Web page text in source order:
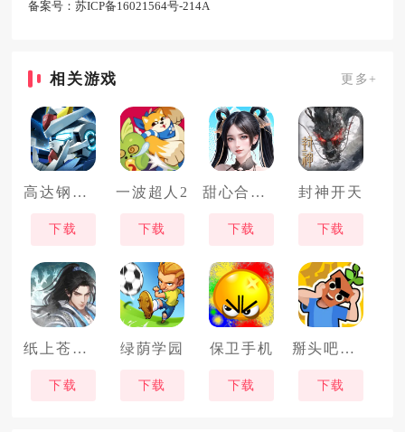
备案号：苏ICP备16021564号-214A
相关游戏 更多+
高达钢铁之诗
下载
一波超人2
下载
甜心合伙人
下载
封神开天
下载
纸上苍生录
下载
绿荫学园
下载
保卫手机
下载
掰头吧盆友
下载